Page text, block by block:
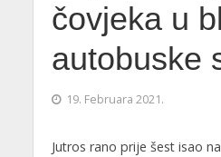
čovjeka u
autobuske
19. Februara 2021.
Jutros rano prije šest isao